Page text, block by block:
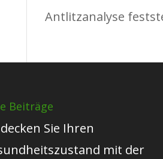
Antlitzanalyse
Beiträge
Sie Ihren
mit der